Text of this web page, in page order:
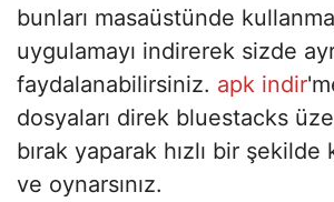
bunları masaüstünde
uygulamayı indirerek sizde
faydalanabilirsiniz. apk indir
dosyaları direk bluestacks
bırak yaparak hızlı bir
ve oynarsınız.